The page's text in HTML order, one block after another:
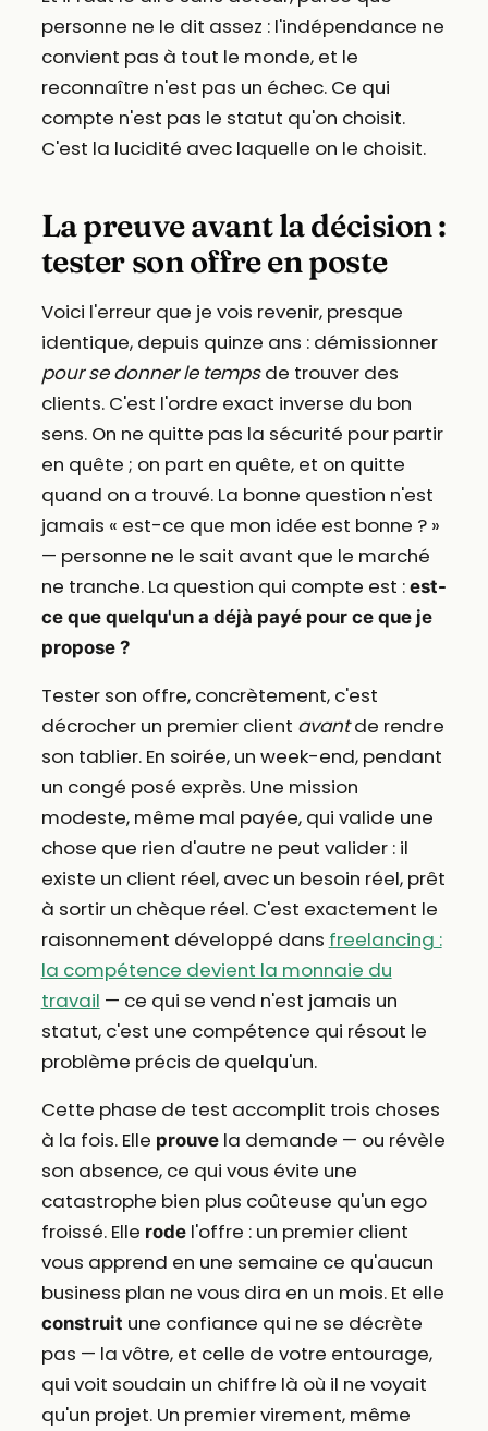
personne ne le dit assez : l'indépendance ne
convient pas à tout le monde, et le
reconnaître n'est pas un échec. Ce qui
compte n'est pas le statut qu'on choisit.
C'est la lucidité avec laquelle on le choisit.
La preuve avant la décision :
tester son offre en poste
Voici l'erreur que je vois revenir, presque
identique, depuis quinze ans : démissionner
pour se donner le tempsde trouver des
clients. C'est l'ordre exact inverse du bon
sens. On ne quitte pas la sécurité pour partir
en quête ; on part en quête, et on quitte
quand on a trouvé. La bonne question n'est
jamais « est-ce que mon idée est bonne ? »
— personne ne le sait avant que le marché
ne tranche. La question qui compte est : est-
ce que quelqu'un a déjà payé pour ce que je
propose ?
Tester son offre, concrètement, c'est
décrocher un premier client avantde rendre
son tablier. En soirée, un week-end, pendant
un congé posé exprès. Une mission
modeste, même mal payée, qui valide une
chose que rien d'autre ne peut valider : il
existe un client réel, avec un besoin réel, prêt
à sortir un chèque réel. C'est exactement le
raisonnement développé dans freelancing :
la compétence devient la monnaie du
travail — ce qui se vend n'est jamais un
statut, c'est une compétence qui résout le
problème précis de quelqu'un.
Cette phase de test accomplit trois choses
à la fois. Elle prouvela demande — ou révèle
son absence, ce qui vous évite une
catastrophe bien plus coûteuse qu'un ego
froissé. Elle rodel'offre : un premier client
vous apprend en une semaine ce qu'aucun
business plan ne vous dira en un mois. Et elle
construit une confiance qui ne se décrète
pas — la vôtre, et celle de votre entourage,
qui voit soudain un chiffre là où il ne voyait
qu'un projet. Un premier virement, même